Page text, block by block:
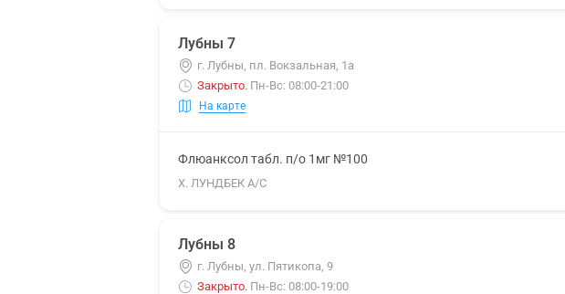
Лубны 7
г. Лубны, пл. Вокзальная, 1а
Закрыто. Пн-Вс: 08:00-21:00
На карте
Флюанксол табл. п/о 1мг №100
Х. ЛУНДБЕК А/С
Лубны 8
г. Лубны, ул. Пятикопа, 9
Закрыто. Пн-Вс: 08:00-19:00